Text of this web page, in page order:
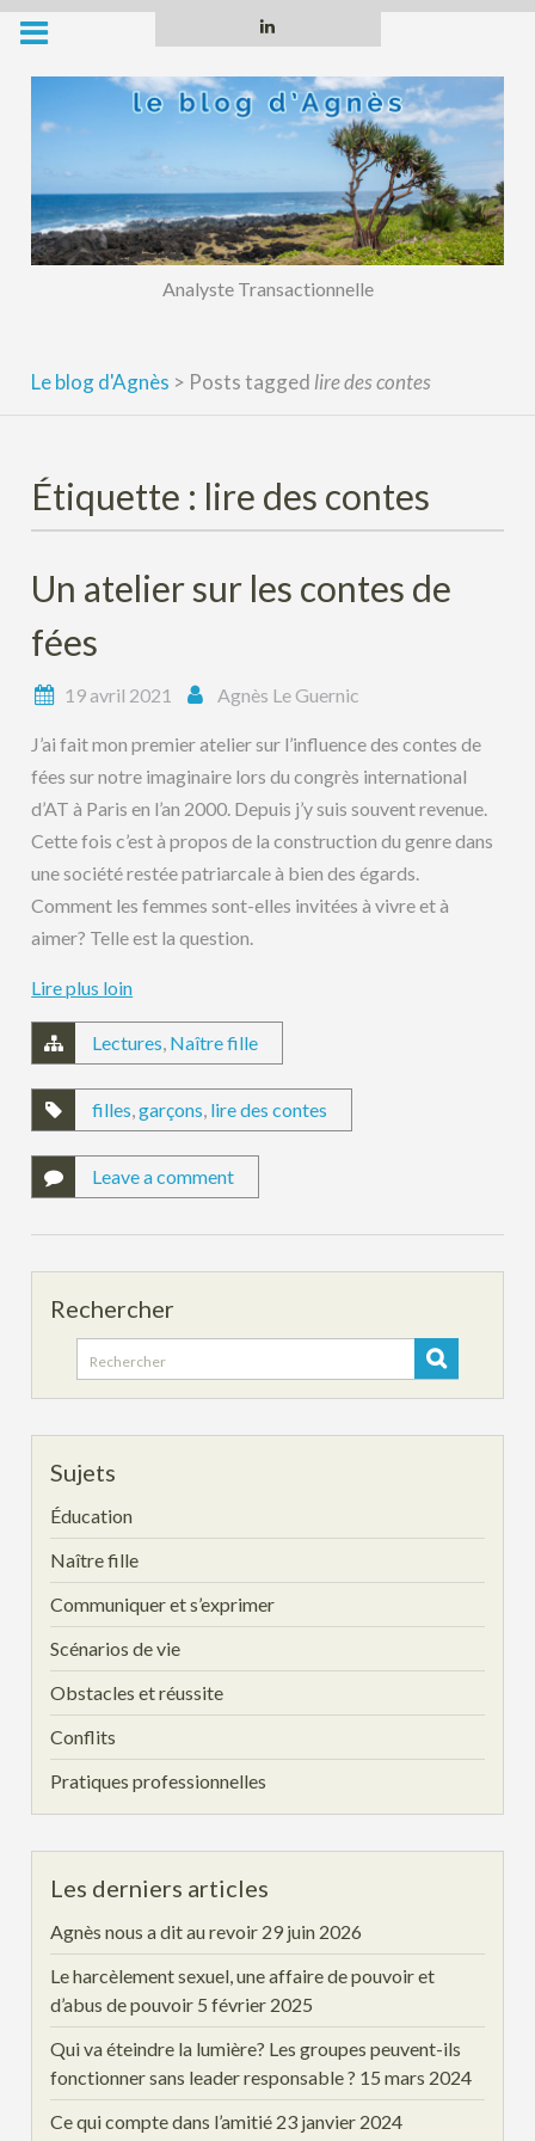
Skip
content
Analyste Transactionnelle
Le blog d'Agnès > Posts tagged lire des contes
Étiquette : lire des contes
Un atelier sur les contes de
fées
19 avril 2021 Agnès Le Guernic
J’ai fait mon premier atelier sur l’influence des contes de
fées sur notre imaginaire lors du congrès international
d’AT à Paris en l’an 2000. Depuis j’y suis souvent revenue.
Cette fois c’est à propos de la construction du genre dans
une société restée patriarcale à bien des égards.
Comment les femmes sont-elles invitées à vivre et à
aimer? Telle est la question.
Lire plus loin
Lectures, Naître fille
filles,garçons, lire des contes
Leave a comment
Rechercher
Search
for:
Sujets
Éducation
Naître fille
Communiquer et s’exprimer
Scénarios de vie
Obstacles et réussite
Conflits
Pratiques professionnelles
Les derniers articles
Agnès nous a dit au revoir 29 juin 2026
Le harcèlement sexuel, une affaire de pouvoir et
d’abus de pouvoir 5 février 2025
Qui va éteindre la lumière? Les groupes peuvent-ils
fonctionner sans leader responsable ? 15 mars 2024
Ce qui compte dans l’amitié 23 janvier 2024